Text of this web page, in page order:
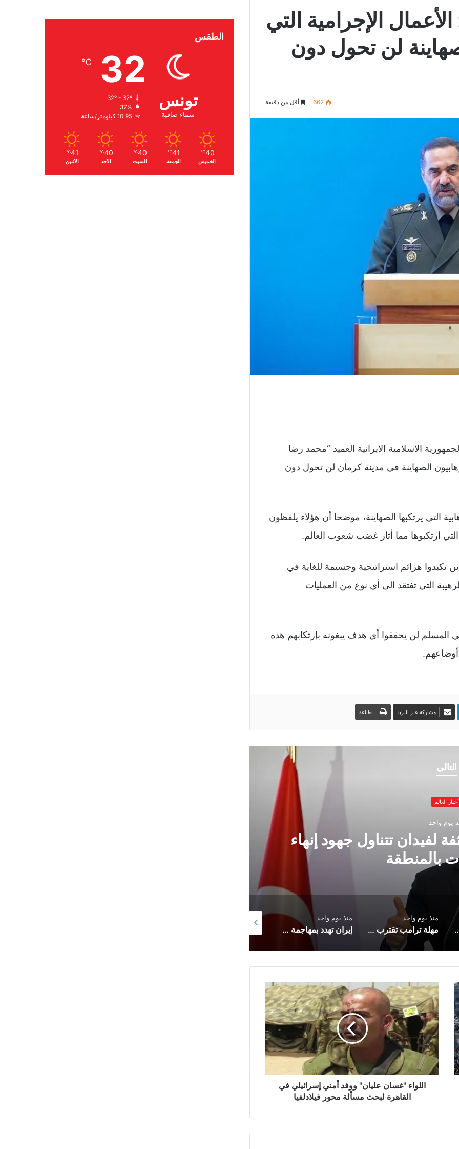
الإجرامية التي
لن تحول دون
662 أقل من دقيقة
الاسلامية الايرانية العميد “محمد رضا
الصهاينة في مدينة كرمان لن تحول دون
التي يرتكبها الصهاينة، موضحا أن هؤلاء يلفظون
ارتكبوها مما أثار غضب شعوب العالم.
تكبدوا هزائم استراتيجية وجسيمة للغاية في
التي تفتقد الى أي نوع من العمليات
المسلم لن يحققوا أي هدف يبغونه بإرتكابهم هذه
أوضاعهم.
مشاركة عبر البريد طباعة
التالي
أخبار العالم
يوم واحد
لفيدان تتناول جهود إنهاء
بالمنطقة
جديد عملاق في الزعفرانة
منذ يوم واحد
مهلة ترامب تقترب من الانتهاء.. وأنظار العالم تترقب مصير مضيق هرمز
منذ يوم واحد
إيران تهدد بمهاجمة السفن الحربية الأمريكية إذا استمر الحصار البحري
منذ يومين
اللواء "غسان عليان" ووفد أمني إسرائيلي في
القاهرة لبحث مسألة محور فيلادلفيا
الطقس
تونس
سماء صافية
32
℃
32º - 32º
37%
10.95 كيلومتر/ساعة
40
℃
الخميس
41
℃
الجمعة
40
℃
السبت
40
℃
الأحد
41
℃
الأثنين